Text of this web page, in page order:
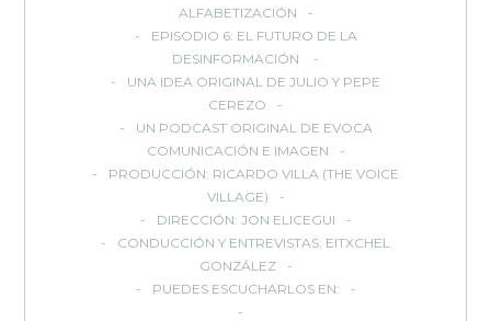
ALFABETIZACIÓN
EPISODIO 6: EL FUTURO DE LA
DESINFORMACIÓN
UNA IDEA ORIGINAL DE JULIO Y PEPE
CEREZO
UN PODCAST ORIGINAL DE EVOCA
COMUNICACIÓN E IMAGEN
PRODUCCIÓN: RICARDO VILLA (THE VOICE
VILLAGE)
DIRECCIÓN: JON ELICEGUI
CONDUCCIÓN Y ENTREVISTAS: EITXCHEL
GONZÁLEZ
PUEDES ESCUCHARLOS EN: